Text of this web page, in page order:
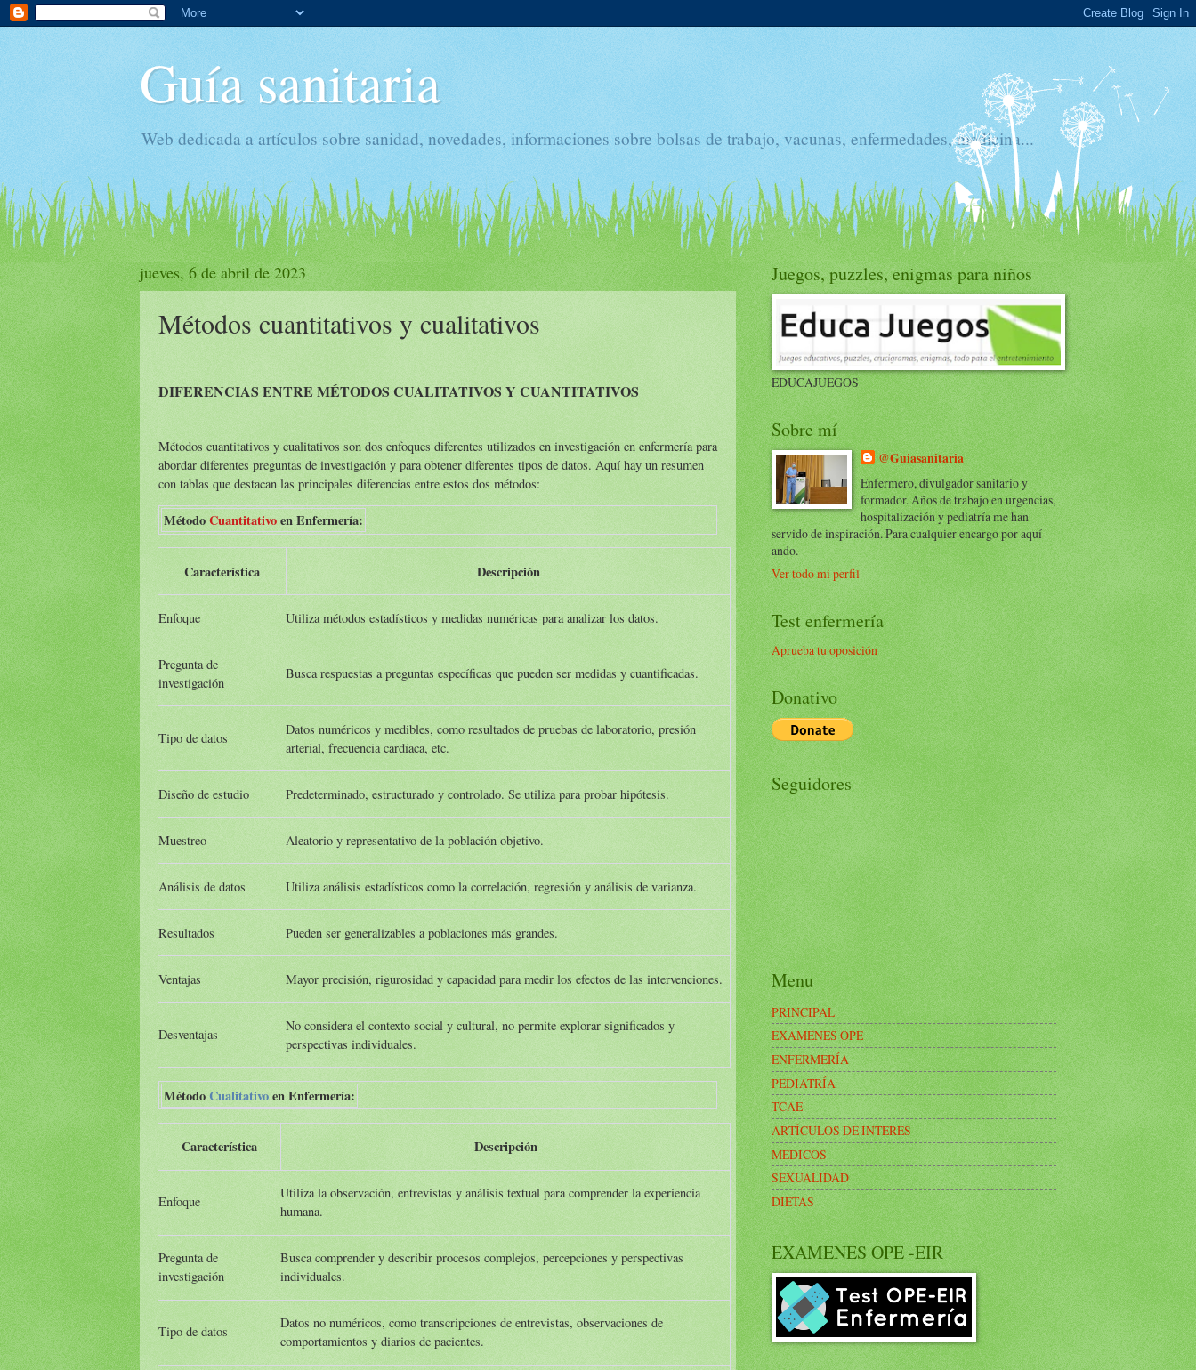
Guía sanitaria
Web dedicada a artículos sobre sanidad, novedades, informaciones sobre bolsas de trabajo, vacunas, enfermedades, medicina...
jueves, 6 de abril de 2023
Métodos cuantitativos y cualitativos
DIFERENCIAS ENTRE MÉTODOS CUALITATIVOS Y CUANTITATIVOS
Métodos cuantitativos y cualitativos son dos enfoques diferentes utilizados en investigación en enfermería para
abordar diferentes preguntas de investigación y para obtener diferentes tipos de datos. Aquí hay un resumen
con tablas que destacan las principales diferencias entre estos dos métodos:
MétodoCuantitativoen Enfermería:
Característica Descripción
Enfoque Utiliza métodos estadísticos y medidas numéricas para analizar los datos.
Pregunta de
investigación
Busca respuestas a preguntas específicas que pueden ser medidas y cuantificadas.
Tipo de datos
Datos numéricos y medibles, como resultados de pruebas de laboratorio, presión
arterial, frecuencia cardíaca, etc.
Diseño de estudio Predeterminado, estructurado y controlado. Se utiliza para probar hipótesis.
Muestreo Aleatorio y representativo de la población objetivo.
Análisis de datos Utiliza análisis estadísticos como la correlación, regresión y análisis de varianza.
Resultados Pueden ser generalizables a poblaciones más grandes.
Ventajas Mayor precisión, rigurosidad y capacidad para medir los efectos de las intervenciones.
Desventajas
No considera el contexto social y cultural, no permite explorar significados y
perspectivas individuales.
MétodoCualitativoen Enfermería:
Característica Descripción
Enfoque
Utiliza la observación, entrevistas y análisis textual para comprender la experiencia
humana.
Pregunta de
investigación
Busca comprender y describir procesos complejos, percepciones y perspectivas
individuales.
Tipo de datos
Datos no numéricos, como transcripciones de entrevistas, observaciones de
comportamientos y diarios de pacientes.
Juegos, puzzles, enigmas para niños
EDUCAJUEGOS
Sobre mí
@Guiasanitaria
Enfermero, divulgador sanitario y
formador. Años de trabajo en urgencias,
hospitalización y pediatría me han
servido de inspiración. Para cualquier encargo por aquí
ando.
Ver todo mi perfil
Test enfermería
Aprueba tu oposición
Donativo
Seguidores
Menu
PRINCIPAL
EXAMENES OPE
ENFERMERÍA
PEDIATRÍA
TCAE
ARTÍCULOS DE INTERES
MEDICOS
SEXUALIDAD
DIETAS
EXAMENES OPE -EIR